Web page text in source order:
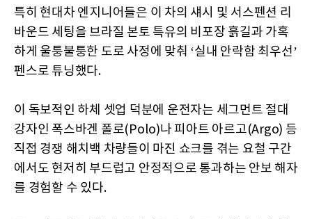
특히 현대차 엔지니어들은 이 차의 섀시 및 서스펜션 리
바운드 세팅을 브라질 본토 특유의 비포장 흙길과 가혹
하게 울퉁불퉁한 도로 사정에 맞춰 ‘실내 안락함 최우선’
펜스로 튜닝했다.
이 독보적인 하체 셋업 덕분에 운전자는 세그먼트 절대
강자인 폭스바겐 폴로(Polo)나 피아트 아르고(Argo) 등
직접 경쟁 해치백 차량들이 마진 쇼크를 겪는 요철 구간
에서도 현저히 부드럽고 안정적으로 통과하는 안보 해자
를 경험할 수 있다.